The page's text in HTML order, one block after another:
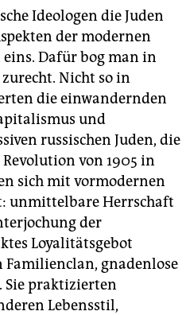
Ideologen die Juden
der modernen
Dafür bog man in
Nicht so in
die einwandernden
und
russischen Juden, die
von 1905 in
sich mit vormodernen
unmittelbare Herrschaft
der
Loyalitätsgebot
Familienclan, gnadenlose
Sie praktizierten
Lebensstil,